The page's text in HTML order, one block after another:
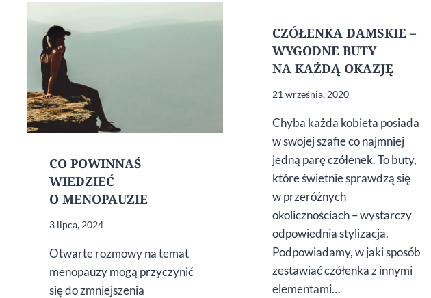
CO POWINNAŚ
WIEDZIEĆ
O MENOPAUZIE
3 lipca, 2024
Otwarte rozmowy na temat
menopauzy mogą przyczynić
się do zmniejszenia
CZÓŁENKA DAMSKIE –
WYGODNE BUTY
NA KAŻDĄ OKAZJĘ
21 września, 2020
Chyba każda kobieta posiada
w swojej szafie co najmniej
jedną parę czółenek. To buty,
które świetnie sprawdzą się
w przeróżnych
okolicznościach – wystarczy
odpowiednia stylizacja.
Podpowiadamy, w jaki sposób
zestawiać czółenka z innymi
elementami…